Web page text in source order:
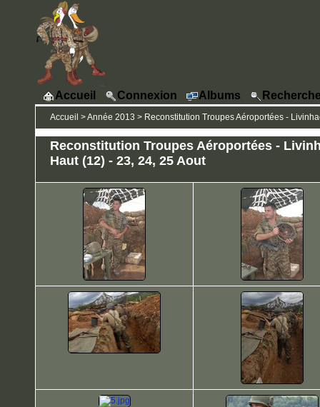
Accueil Connexion Albums
Accueil >Année 2013 > Reconstitution Troupes Aéroportées -
Reconstitution Troupes Aéroportées -
Haut (12) - 23, 24, 25 Aout